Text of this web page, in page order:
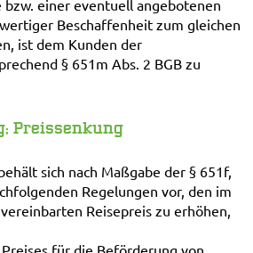
bzw. einer eventuell angebotenen
Beschaffenheit zum gleichen
ist dem Kunden der
§ 651m Abs. 2 BGB zu
Preissenkung
sich nach Maßgabe der § 651f,
Regelungen vor, den im
Reisepreis zu erhöhen,